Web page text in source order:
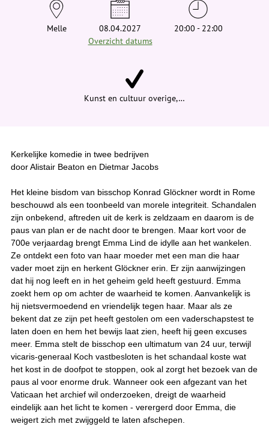
Melle
08.04.2027
Overzicht datums
20:00 - 22:00
Kunst en cultuur overige,…
Kerkelijke komedie in twee bedrijven
door Alistair Beaton en Dietmar Jacobs
Het kleine bisdom van bisschop Konrad Glöckner wordt in Rome
beschouwd als een toonbeeld van morele integriteit. Schandalen
zijn onbekend, aftreden uit de kerk is zeldzaam en daarom is de
paus van plan er de nacht door te brengen. Maar kort voor de
700e verjaardag brengt Emma Lind de idylle aan het wankelen.
Ze ontdekt een foto van haar moeder met een man die haar
vader moet zijn en herkent Glöckner erin. Er zijn aanwijzingen
dat hij nog leeft en in het geheim geld heeft gestuurd. Emma
zoekt hem op om achter de waarheid te komen. Aanvankelijk is
hij nietsvermoedend en vriendelijk tegen haar. Maar als ze
bekent dat ze zijn pet heeft gestolen om een vaderschapstest te
laten doen en hem het bewijs laat zien, heeft hij geen excuses
meer. Emma stelt de bisschop een ultimatum van 24 uur, terwijl
vicaris-generaal Koch vastbesloten is het schandaal koste wat
het kost in de doofpot te stoppen, ook al zorgt het bezoek van de
paus al voor enorme druk. Wanneer ook een afgezant van het
Vaticaan het archief wil onderzoeken, dreigt de waarheid
eindelijk aan het licht te komen - verergerd door Emma, die
weigert zich met zwijggeld te laten afschepen.